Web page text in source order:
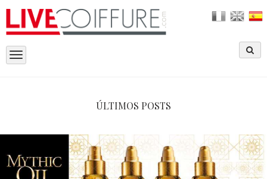
Toggle
ÚLTIMOS POSTS